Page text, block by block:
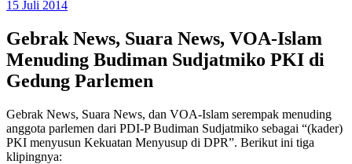
15 Juli 2014
Gebrak News, Suara News, VOA-Islam
Menuding Budiman Sudjatmiko PKI di
Gedung Parlemen
Gebrak News, Suara News, dan VOA-Islam serempak menuding
anggota parlemen dari PDI-P Budiman Sudjatmiko sebagai “(kader)
PKI menyusun Kekuatan Menyusup di DPR”. Berikut ini tiga
klipingnya: